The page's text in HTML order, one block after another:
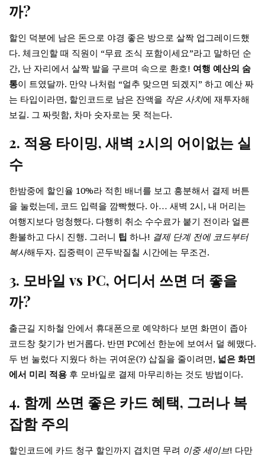
까?
할인 덕분에 남은 돈으로 야경 좋은 방으로 살짝 업그레이드했
다. 체크인할 때 직원이 “무료 조식 포함이세요”라고 말하던 순
간, 난 자리에서 살짝 발을 구르며 속으로 환호! 여행 예산의 숨
통이 트였달까. 만약 나처럼 “얼추 맞으면 되겠지” 하고 예산 짜
는 타입이라면, 할인코드로 남은 잔액을 작은 사치에 재투자해
보길. 그 짜릿함, 차마 숫자로는 못 적는다.
2. 적용 타이밍, 새벽 2시의 어이없는 실
수
한밤중에 할인율 10%라 적힌 배너를 보고 흥분해서 결제 버튼
을 눌렀는데, 코드 입력을 깜빡했다. 아… 새벽 2시, 내 머리는
여행지보다 멍청했다. 다행히 취소 수수료가 붙기 전이라 얼른
환불하고 다시 진행. 그러니 팁 하나! 결제 단계 전에 코드부터
복사해두자. 집중력이 곤두박질칠 시간에는 무조건.
3. 모바일 vs PC, 어디서 쓰면 더 좋을
까?
출근길 지하철 안에서 휴대폰으로 예약하다 보면 화면이 좁아
코드창 찾기가 번거롭다. 반면 PC에선 한눈에 보여서 덜 헤맸다.
두 번 눌렀다 지웠다 하는 귀여운(?) 삽질을 줄이려면, 넓은 화면
에서 미리 적용 후 모바일로 결제 마무리하는 것도 방법이다.
4. 함께 쓰면 좋은 카드 혜택, 그러나 복
잡함 주의
할인코드에 카드 청구 할인까지 겹치면 무려 이중 세이브! 다만